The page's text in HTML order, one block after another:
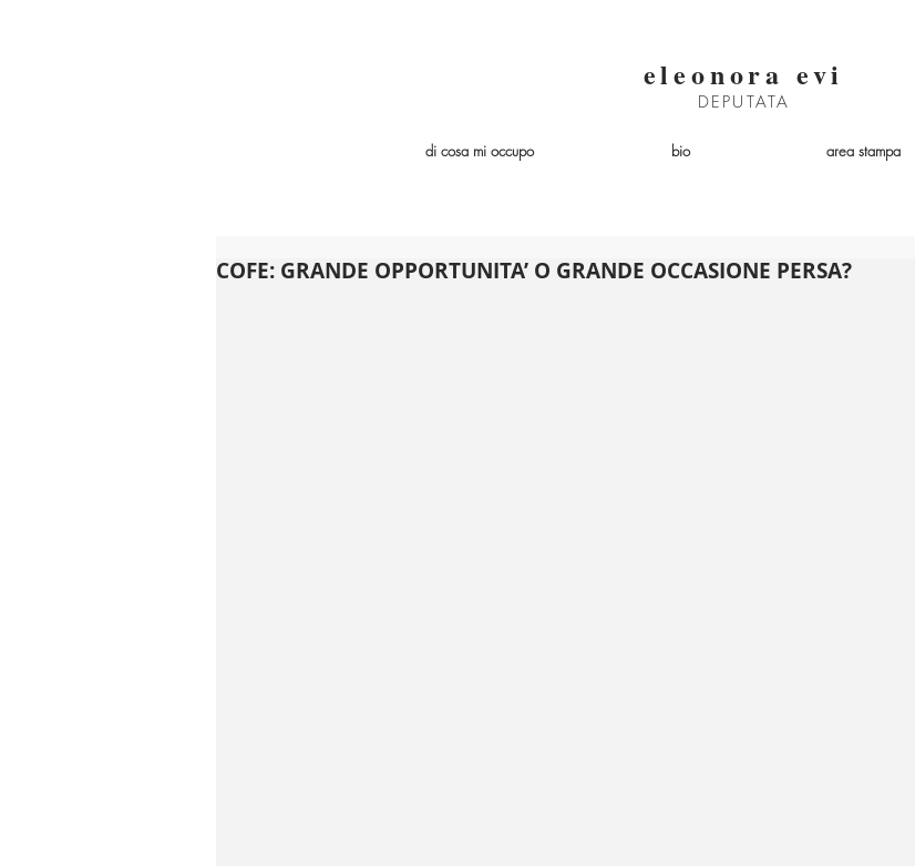
eleonora evi
DEPUTATA
di cosa mi occupo bio area stampa
COFE: GRANDE OPPORTUNITA’ O GRANDE OCCASIONE PERSA?